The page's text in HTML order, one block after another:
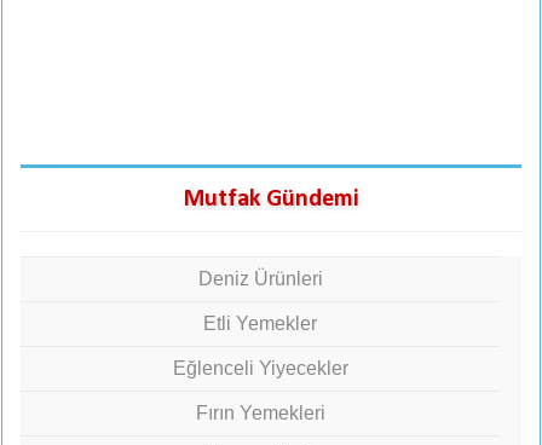
Mutfak Gündemi
Deniz Ürünleri
Etli Yemekler
Eğlenceli Yiyecekler
Fırın Yemekleri